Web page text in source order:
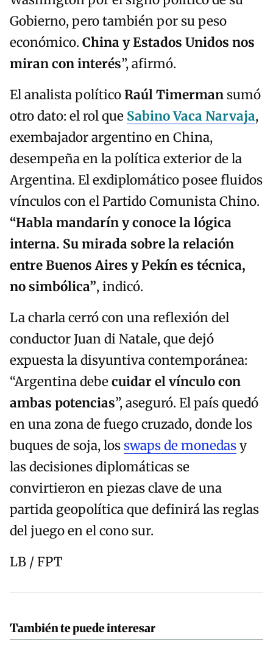
Gobierno, pero también por su peso
económico. China y Estados Unidos nos
miran con interés”, afirmó.
El analista políticoRaúl Timerman sumó
otro dato: el rol que Sabino Vaca Narvaja,
exembajador argentino en China,
desempeña en la política exterior de la
Argentina. El exdiplomático posee fluidos
vínculos con el Partido Comunista Chino.
“Habla mandarín y conoce la lógica
interna. Su mirada sobre la relación
entre Buenos Aires y Pekín es técnica,
no simbólica”, indicó.
La charla cerró con una reflexión del
conductor Juan di Natale, que dejó
expuesta la disyuntiva contemporánea:
“Argentina debecuidar el vínculo con
ambas potencias”, aseguró. El país quedó
en una zona de fuego cruzado, donde los
buques de soja, los swaps de monedasy
las decisiones diplomáticas se
convirtieron en piezas clave de una
partida geopolítica que definirá las reglas
del juego en el cono sur.
LB / FPT
También te puede interesar